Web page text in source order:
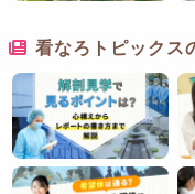
看なろトピックス